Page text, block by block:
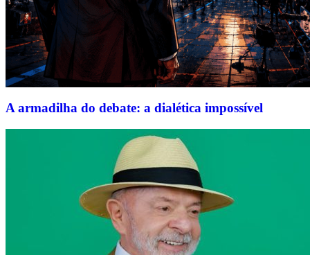
A armadilha do debate: a dialética impossível